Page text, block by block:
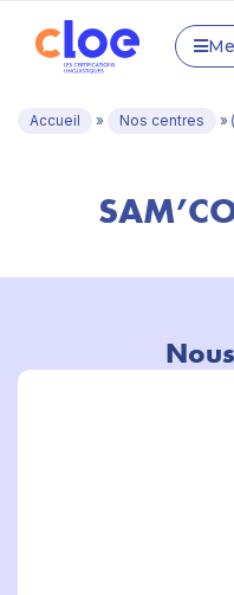
Accueil » Nos centres »